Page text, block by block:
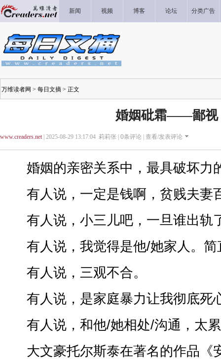
新闻 视频 博客 论坛 分类广告
万维读者网 > 每日文摘 > 正文
婚姻砒霜——鄙视
www.creaders.net| 2025-08-29 13:17:04 莉莉张 | 0条评论 | 查看/发表评论
婚姻的亲密关系中，最具破坏力
有人说，一定是钱啊，贫贱夫妻
有人说，小三儿吧，一旦谁出轨
有人说，我觉得是他/她家人。简
有人说，三观不合。
有人说，是家庭暴力让我彻底死
有人说，和他/她相处/沟通，太
大文豪托尔斯泰在著名的作品《